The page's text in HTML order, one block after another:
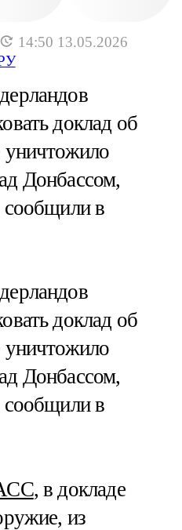
14:50 13.05.2026
доклад об
уничтожило
Донбассом,
в
доклад об
уничтожило
Донбассом,
в
, в докладе
из